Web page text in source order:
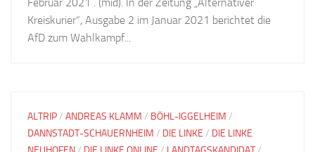
Februar 2021 . (mid). In der Zeitung „Alternativer
Kreiskurier“, Ausgabe 2 im Januar 2021 berichtet die
AfD zum Wahlkampf...
ALTRIP/ ANDREAS KLAMM / BÖHL-IGGELHEIM /
DANNSTADT-SCHAUERNHEIM / DIE LINKE / DIE LINKE